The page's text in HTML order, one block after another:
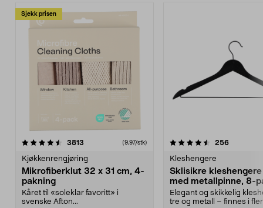
Sjekk prisen
3813 anmeldelser(9,97/stk)
Kjøkkenrengjøring
Mikrofiberklut 32 x 31 cm, 4-
pakning
Kåret til «soleklar favoritt» i
svenske Afton...
4.5av 5 stjerner 256
Kleshengere
Sklisikre
med metallpinne, 8-
Elegant og skikkelig
tre og metall – finnes i
4.5av 5 stjerner